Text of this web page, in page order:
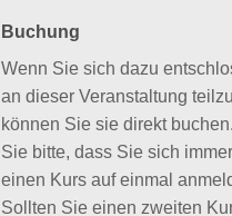
Buchung
Wenn Sie sich dazu
an dieser Veranstaltung
können Sie sie direkt
Sie bitte, dass Sie sich
einen Kurs auf einmal
Sollten Sie einen zweiten